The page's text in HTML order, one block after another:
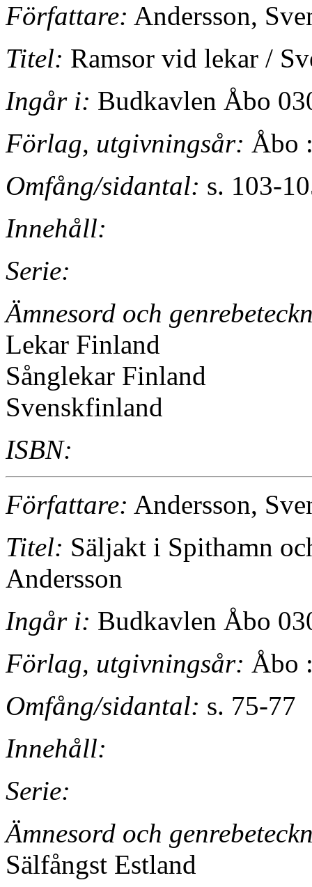
Författare: Andersson,
Titel: Ramsor vid lekar /
Ingår i: Budkavlen Åbo
Förlag, utgivningsår: Åbo
Omfång/sidantal: s. 103-
Innehåll:
Serie:
Ämnesord och
Lekar Finland
Sånglekar Finland
Svenskfinland
ISBN:
Författare: Andersson,
Titel: Säljakt i Spithamn
Andersson
Ingår i: Budkavlen Åbo
Förlag, utgivningsår: Åbo
Omfång/sidantal: s. 75-77
Innehåll:
Serie:
Ämnesord och
Sälfångst Estland